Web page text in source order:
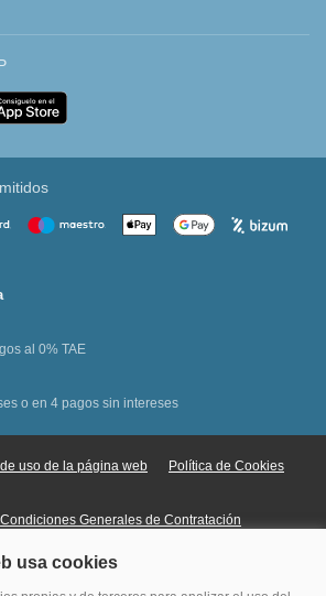
al 0% TAE
o en 4 pagos sin intereses
uso de la página web Política de Cookies
Condiciones Generales de Contratación
en Línea